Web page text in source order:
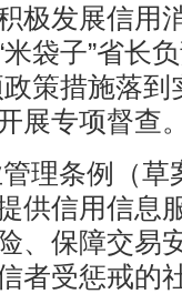
极发展信用
袋子”省长
策措施落
展专项督查
理条例（草
供信用信息
、保障交易
者受惩戒的